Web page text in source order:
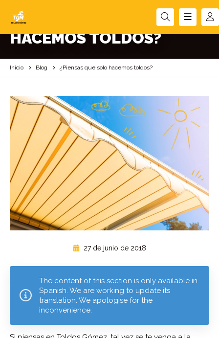
¿PIENSAS QUE SOLO
HACEMOS TOLDOS?
Inicio Blog ¿Piensas que solo hacemos toldos?
27 de junio de 2018
The content of this section is only available in
Spanish. We are working to update its
translation. We apologise for the
inconvenience.